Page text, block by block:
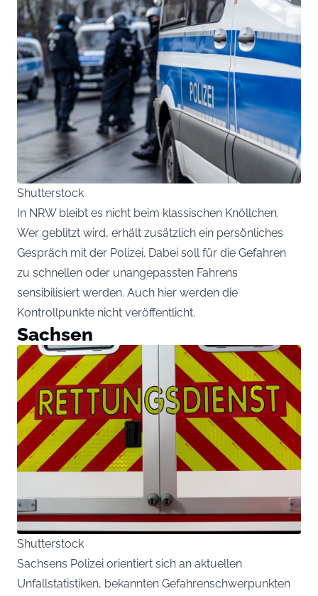
Shutterstock
In NRW bleibt es nicht beim klassischen Knöllchen.
Wer geblitzt wird, erhält zusätzlich ein persönliches
Gespräch mit der Polizei. Dabei soll für die Gefahren
zu schnellen oder unangepassten Fahrens
sensibilisiert werden. Auch hier werden die
Kontrollpunkte nicht veröffentlicht.
Sachsen
Shutterstock
Sachsens Polizei orientiert sich an aktuellen
Unfallstatistiken, bekannten Gefahrenschwerpunkten